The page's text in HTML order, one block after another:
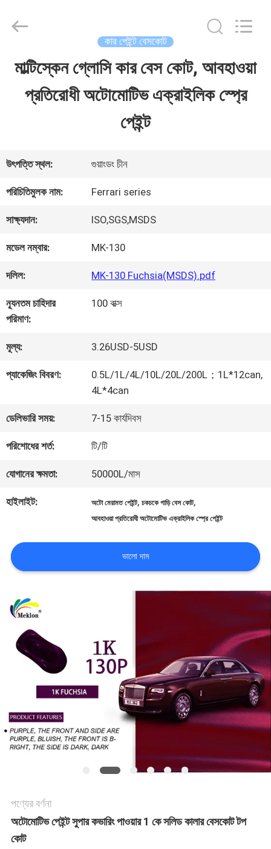
বাড়ি
ভিডিও
আমাদের
সম্পর্কে
কারখানা
ভ্রমণ
মান
নিয়ন্ত্রণ
আমাদের
সাথে
যোগাযোগ
করুন
খবর
উদ্ধৃতির
জন্য
আবেদন
ম্যাপ
Chemical
কার পেইন্ট বেসকোট
মাল্টিস্কেন গ্লোসি কার বেস কোট, আবহাওয়া
প্রতিরোধী অটোমোটিভ এক্রাইলিক স্প্রে
পেইন্ট
উৎপত্তি স্থল: গুয়াংডং চীন
পরিচিতিমুলক নাম: Ferrari series
সাক্ষ্যদান: ISO,SGS,MSDS
মডেল নম্বার: MK-130
দলিল: MK-130 Fuchsia(MSDS).pdf
ন্যূনতম চাহিদার
পরিমাণ:
100 বাক্স
মূল্য: 3.26USD-5USD
প্যাকেজিং বিবরণ:
0.5L/1L/4L/10L/20L/200L；1L*12can,
4L*4can
ডেলিভারি সময়: 7-15 কার্যদিবস
পরিশোধের শর্ত: টি/টি
যোগানের ক্ষমতা: 50000L/মাস
হাইলাইট: অটো মেরামত পেইন্ট,চকচকে গাড়ি বেস কোট,
আবহাওয়া প্রতিরোধী অটোমোটিভ এক্রাইলিক স্প্রে পেইন্ট
ভালো দাম
পণ্যের বর্ণনা
অটোমোটিভ পেইন্ট সুপার কভারিং পাওয়ার 1 কে সলিড কালার বেসকোট টপ
কোট